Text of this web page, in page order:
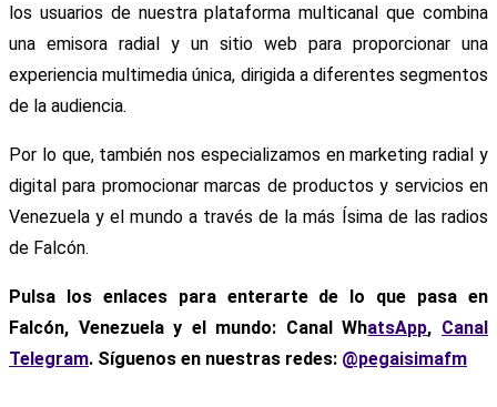
los usuarios de nuestra plataforma multicanal que combina
una emisora radial y un sitio web para proporcionar una
experiencia multimedia única, dirigida a diferentes segmentos
de la audiencia.
Por lo que, también nos especializamos en marketing radial y
digital para promocionar marcas de productos y servicios en
Venezuela y el mundo a través de la más Ísima de las radios
de Falcón.
Pulsa los enlaces para enterarte de lo que pasa en
Falcón, Venezuela y el mundo: Canal WhatsApp, Canal
Telegram. Síguenos en nuestras redes: @pegaisimafm